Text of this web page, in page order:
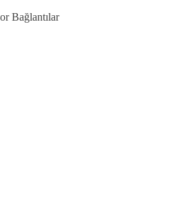
Bağlantılar